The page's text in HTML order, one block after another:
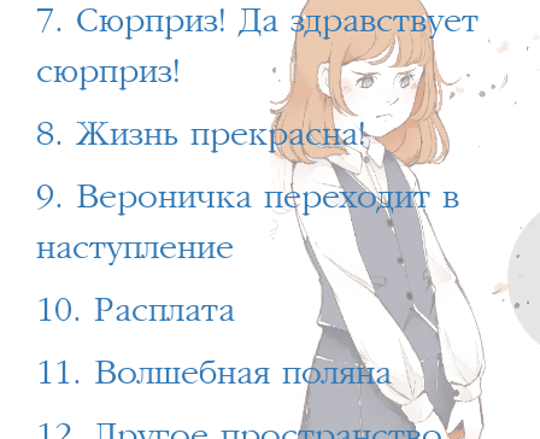
7. Сюрприз! Да здравствует
сюрприз!
8. Жизнь прекрасна!
9. Вероничка переходит в
наступление
10. Расплата
11. Волшебная поляна